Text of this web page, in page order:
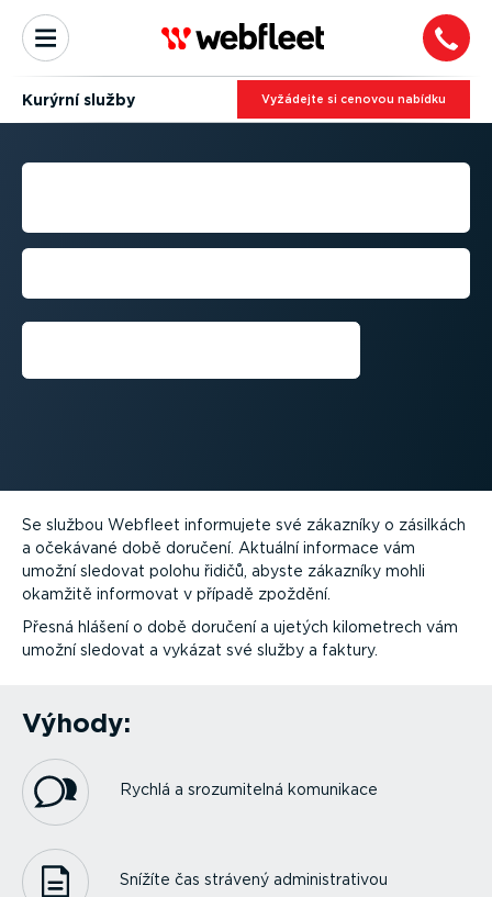
Kurýrní služby Vyžádejte si cenovou nabídku
SPRÁVA VOZOVÉHO PARKU
S využitím GPS sledujte svá vozidla
Se službou Webfleet informujete své zákazníky o zásilkách
a očekávané době doručení. Aktuální informace vám
umožní sledovat polohu řidičů, abyste zákazníky mohli
okamžitě informovat v případě zpoždění.
Přesná hlášení o době doručení a ujetých kilometrech vám
umožní sledovat a vykázat své služby a faktury.
Výhody:
Rychlá a srozu­mi­telná komunikace
Snížíte čas strávený adminis­tra­tivou